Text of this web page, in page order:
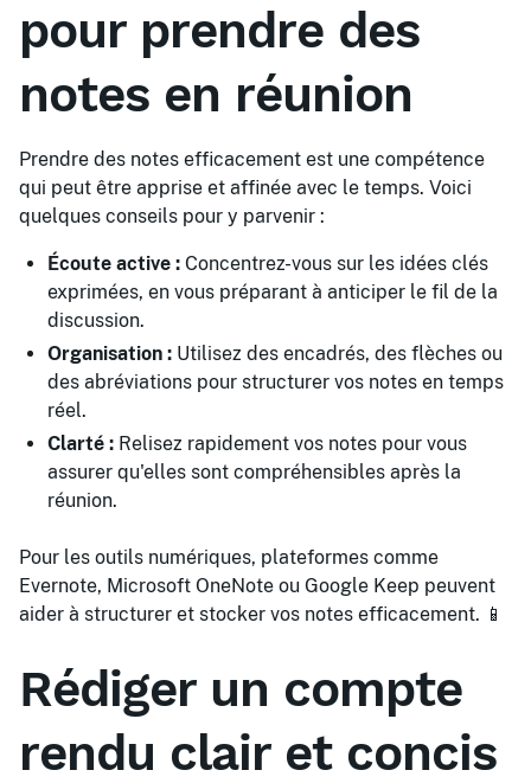
pour prendre des
notes en réunion
Prendre des notes efficacement est une compétence
qui peut être apprise et affinée avec le temps. Voici
quelques conseils pour y parvenir :
Écoute active : Concentrez-vous sur les idées clés
exprimées, en vous préparant à anticiper le fil de la
discussion.
Organisation : Utilisez des encadrés, des flèches ou
des abréviations pour structurer vos notes en temps
réel.
Clarté : Relisez rapidement vos notes pour vous
assurer qu'elles sont compréhensibles après la
réunion.
Pour les outils numériques, plateformes comme
Evernote, Microsoft OneNote ou Google Keep peuvent
aider à structurer et stocker vos notes efficacement. 📱
Rédiger un compte
rendu clair et concis